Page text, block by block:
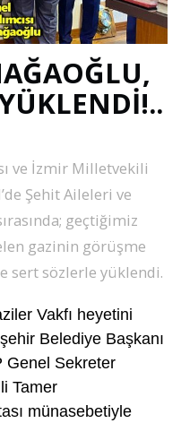
ve İzmir Milletvekili
Şehit Aileleri ve
geçtiğimiz
gazinin görüşme
sert sözlerle yüklendi.
Vakfı heyetini
Belediye Başkanı
Genel Sekreter
Tamer
münasebetiyle